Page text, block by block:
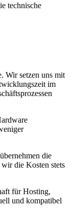
technische
Wir setzen uns mit
im
die
die Kosten stets
für Hosting,
und kompatibel